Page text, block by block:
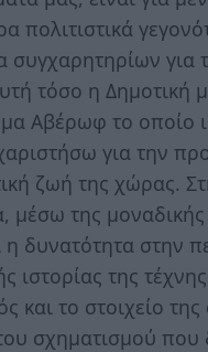
πολιτιστικά
συγχαρητηρίων για
τόσο η Δημοτική
Αβέρωφ το οποίο
για την
ζωή της χώρας.
μέσω της
η δυνατότητα στην
ιστορίας της
και το στοιχείο
σχηματισμού που